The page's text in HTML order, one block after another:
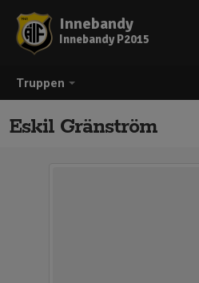
Truppen
Innebandy
Innebandy P2015
Eskil Gränström